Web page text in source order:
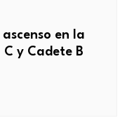
en la
y Cadete B